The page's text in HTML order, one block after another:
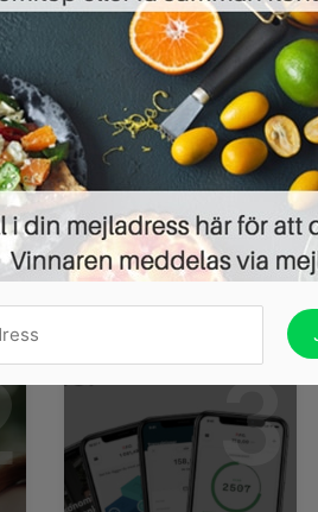
Arenan heter Kirsebergs Sporthall
14:00. Eventet arrangeras med
3